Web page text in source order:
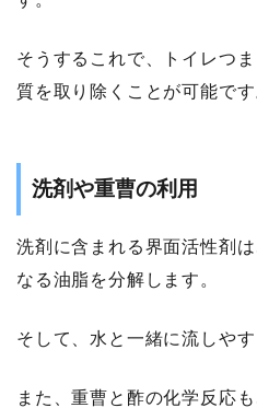
そうするこれで、トイレつ
質を取り除くことが可能です
洗剤や重曹の利用
洗剤に含まれる界面活性剤
なる油脂を分解します。
そして、水と一緒に流しやす
また、重曹と酢の化学反応